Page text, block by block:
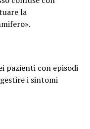
la
pazienti con episodi
i sintomi